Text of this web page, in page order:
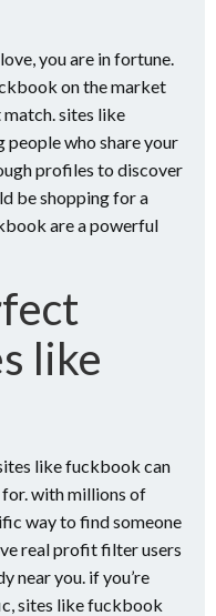
you are in fortune.
on the market
sites like
who share your
profiles to discover
be shopping for a
are a powerful
like
like fuckbook can
with millions of
way to find someone
real profit filter users
near you. if you’re
sites like fuckbook